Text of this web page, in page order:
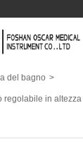
del bagno >
regolabile in